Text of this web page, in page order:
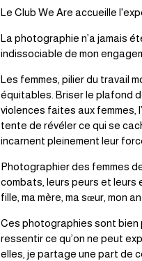
Le Club We Are accueille
La photographie n’a jamais
indissociable de mon
Les femmes, pilier du travail
équitables. Briser le plafond
violences faites aux femmes,
tente de révéler ce qui se
incarnent pleinement leur
Photographier des femmes
combats, leurs peurs et leurs
fille, ma mère, ma sœur, mon
Ces photographies sont bien
ressentir ce qu’on ne peut
elles, je partage une part de